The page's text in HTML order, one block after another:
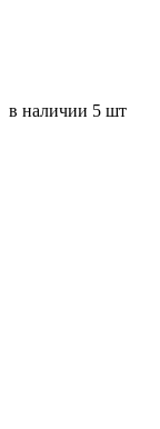
в наличии 5 шт